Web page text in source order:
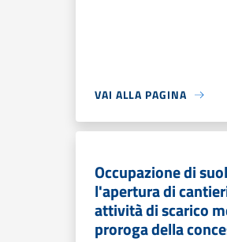
VAI ALLA PAGINA
Occupazione di
l'apertura di
attività di scarico
proroga della